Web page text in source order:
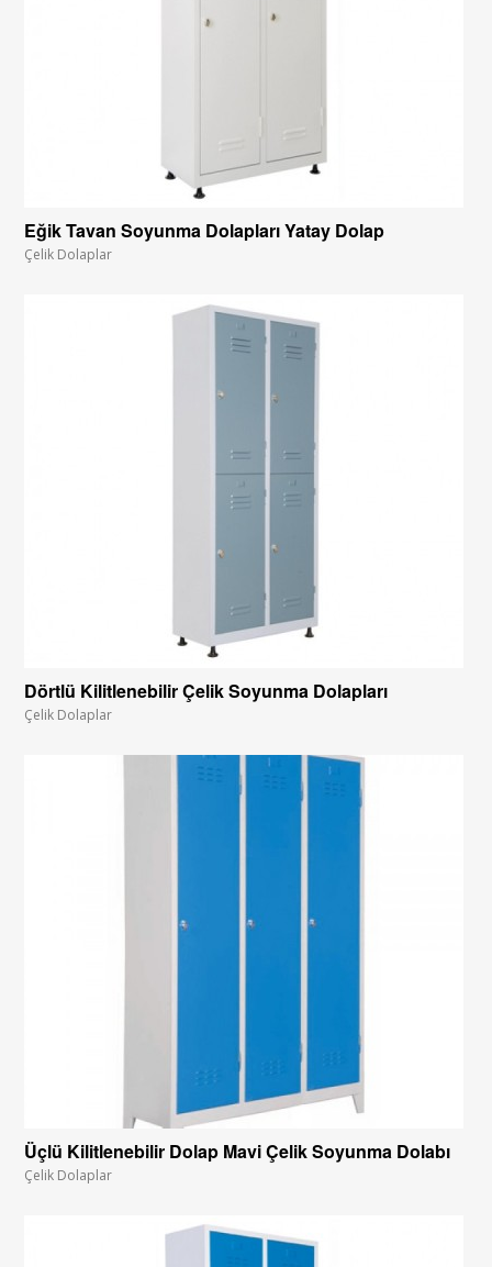
Eğik Tavan Soyunma Dolapları Yatay Dolap
Çelik Dolaplar
Dörtlü Kilitlenebilir Çelik Soyunma Dolapları
Çelik Dolaplar
Üçlü Kilitlenebilir Dolap Mavi Çelik Soyunma Dolabı
Çelik Dolaplar